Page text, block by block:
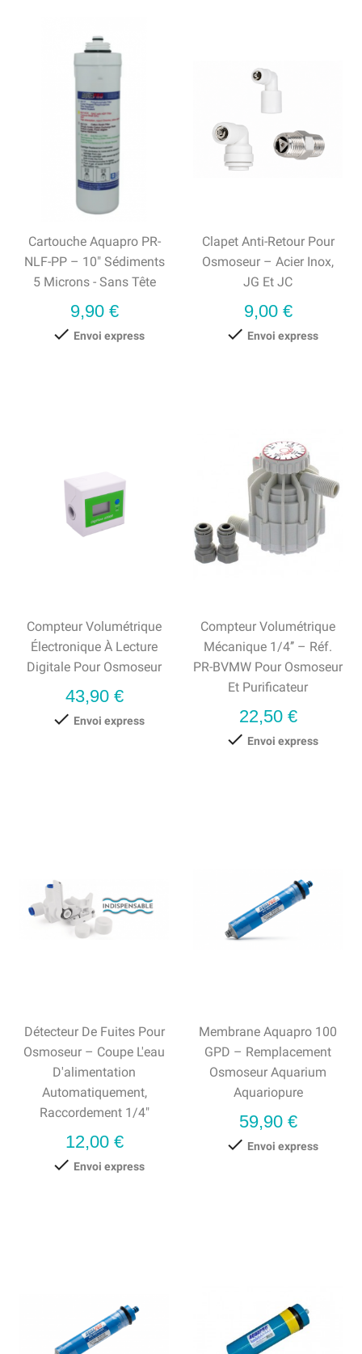
Cartouche Aquapro PR-
NLF-PP – 10" Sédiments
5 Microns - Sans Tête
Prix
9,90 €
 Envoi express
Clapet Anti-Retour Pour
Osmoseur – Acier Inox,
JG Et JC
Prix
9,00 €
 Envoi express
Compteur Volumétrique
Électronique À Lecture
Digitale Pour Osmoseur
Prix
43,90 €
 Envoi express
Compteur Volumétrique
Mécanique 1/4’’ – Réf.
PR-BVMW Pour Osmoseur
Et Purificateur
Prix
22,50 €
 Envoi express
Détecteur De Fuites Pour
Osmoseur – Coupe L'eau
D'alimentation
Automatiquement,
Raccordement 1/4″
Prix
12,00 €
 Envoi express
Membrane Aquapro 100
GPD – Remplacement
Osmoseur Aquarium
Aquariopure
Prix
59,90 €
 Envoi express